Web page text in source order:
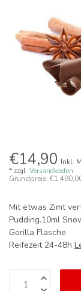
€14,90 Inkl.
* zzgl. Versandkosten
Grundpreis:
Mit etwas Zimt
Pudding.10ml
Gorilla Flasche
Reifezeit 24-48h